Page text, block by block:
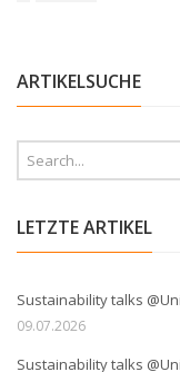
ARTIKELSUCHE
LETZTE ARTIKEL
Sustainability talks
09.07.2026
Sustainability talks